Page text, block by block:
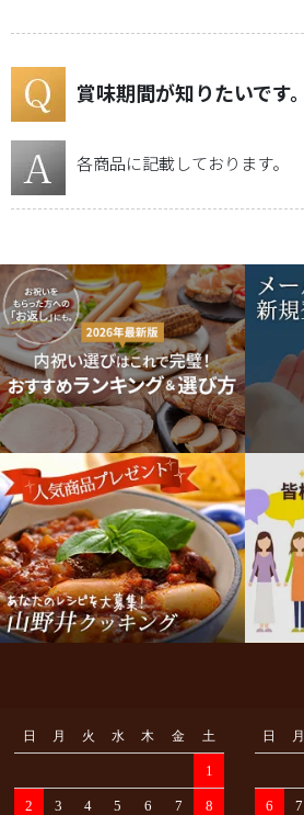
ー
ト
配
送・
に
つ
い
て
お
い
合
わ
せ
facebook
賞味期間が知りたいです。
各商品に記載しております。
日 月 火 水 木 金 土
1
2 3 4 5 6 7 8
日 月
6 7